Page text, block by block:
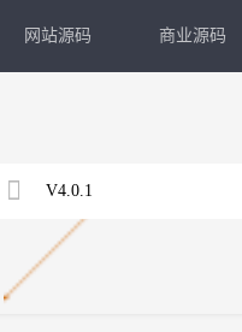
网站源码 商业源码